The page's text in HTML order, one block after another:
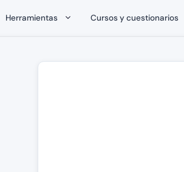
Herramientas Cursos y cuestionarios